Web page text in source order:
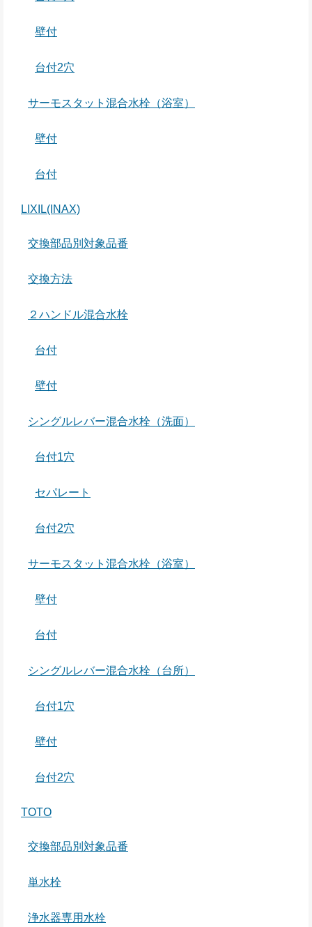
壁付
台付2穴
サーモスタット混合水栓（浴室）
壁付
台付
LIXIL(INAX)
交換部品別対象品番
交換方法
２ハンドル混合水栓
台付
壁付
シングルレバー混合水栓（洗面）
台付1穴
セパレート
台付2穴
サーモスタット混合水栓（浴室）
壁付
台付
シングルレバー混合水栓（台所）
台付1穴
壁付
台付2穴
TOTO
交換部品別対象品番
単水栓
浄水器専用水栓